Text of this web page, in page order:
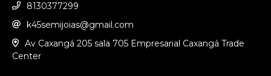
8130377299
k45semijoias@gmail.com
Av Caxangá 205 sala 705 Empresarial Caxangá Trade
Center